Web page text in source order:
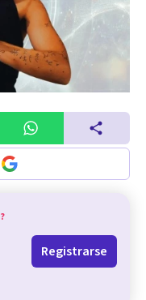
?
Registrarse